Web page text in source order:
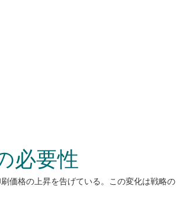
必要性
価格の上昇を告げている。この変化は戦略の